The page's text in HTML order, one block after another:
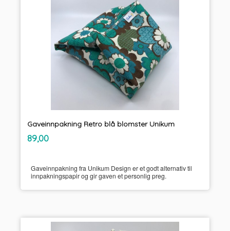
Gaveinnpakning Retro blå blomster Unikum
Pris
89,00mva.
Gaveinnpakning fra Unikum Design er et godt alternativ til
innpakningspapir og gir gaven et personlig preg.